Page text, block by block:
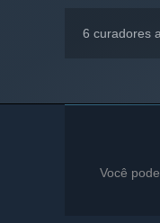
6 curadores
Você